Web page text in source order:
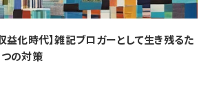
益化時代】雑記ブロガーとして生き残るた
の対策